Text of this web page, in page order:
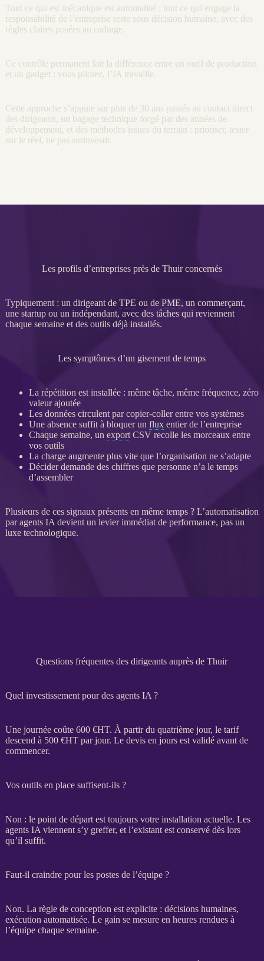
Tout ce qui est mécanique est automatisé ; tout ce qui engage la
responsabilité de l’entreprise reste sous décision humaine, avec des
règles claires posées au cadrage.
Ce contrôle permanent fait la différence entre un outil de production
et un gadget : vous pilotez, l’IA travaille.
Cette approche s’appuie sur plus de 30 ans passés au contact direct
des dirigeants, un bagage technique forgé par des années de
développement, et des méthodes issues du terrain : prioriser, tester
sur le réel, ne pas surinvestir.
Les profils d’entreprises près de Thuir concernés
Typiquement : un dirigeant de TPE ou de PME, un commerçant,
une startup ou un indépendant, avec des tâches qui reviennent
chaque semaine et des outils déjà installés.
Les symptômes d’un gisement de temps
La répétition est installée : même tâche, même fréquence, zéro
valeur ajoutée
Les donnéescirculent par copier-coller entre vos systèmes
Une absence suffit à bloquer un fluxentier de l’entreprise
Chaque semaine, un exportCSV recolle les morceaux entre
vos outils
La charge augmente plus vite que l’organisation ne s’adapte
Décider demande des chiffres que personne n’a le temps
d’assembler
Plusieurs de ces signaux présents en même temps ? L’automatisation
paragents IA devient un levier immédiat de performance, pas un
luxe technologique.
Questions fréquentes des dirigeants auprès de Thuir
Quel investissement pour des agents IA ?
Une journée coûte 600 €HT. À partir du quatrième jour, le tarif
descend à 500 €HTpar jour. Le devisen jours est validé avant de
commencer.
Vos outils en place suffisent-ils ?
Non : le point de départ est toujours votre installation actuelle. Les
agents IA viennent s’y greffer, et l’existant est conservé dès lors
qu’il suffit.
Faut-il craindre pour les postes de l’équipe ?
Non. La règle de conception est explicite : décisions humaines,
exécution automatisée. Le gain se mesure en heures rendues à
l’équipe chaque semaine.